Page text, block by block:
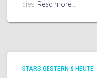
dies Read more…
STARS GESTERN & HEUTE